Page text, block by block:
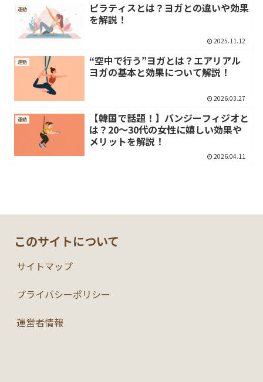
運動
ピラティスとは？ヨガとの違いや効果
を解説！
2025.11.12
運動
“空中で行う”ヨガとは？エアリアル
ヨガの基本と効果について解説！
2026.03.27
運動
【韓国で話題！】バンジーフィジオと
は？20～30代の女性に嬉しい効果や
メリットを解説！
2026.04.11
このサイトについて
サイトマップ
プライバシーポリシー
運営者情報